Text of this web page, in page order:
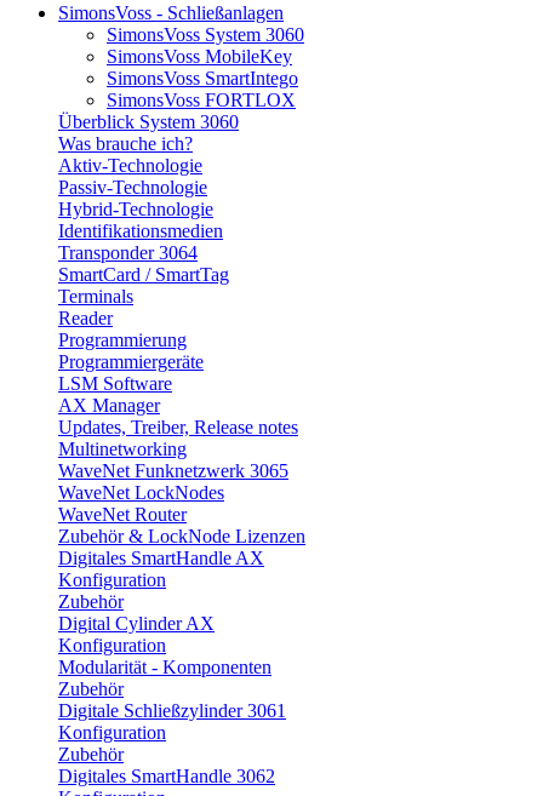
SimonsVoss - Schließanlagen
SimonsVoss System 3060
SimonsVoss MobileKey
SimonsVoss SmartIntego
SimonsVoss FORTLOX
Überblick System 3060
Was brauche ich?
Aktiv-Technologie
Passiv-Technologie
Hybrid-Technologie
Identifikationsmedien
Transponder 3064
SmartCard / SmartTag
Terminals
Reader
Programmierung
Programmiergeräte
LSM Software
AX Manager
Updates, Treiber, Release notes
Multinetworking
WaveNet Funknetzwerk 3065
WaveNet LockNodes
WaveNet Router
Zubehör & LockNode Lizenzen
Digitales SmartHandle AX
Konfiguration
Zubehör
Digital Cylinder AX
Konfiguration
Modularität - Komponenten
Zubehör
Digitale Schließzylinder 3061
Konfiguration
Zubehör
Digitales SmartHandle 3062